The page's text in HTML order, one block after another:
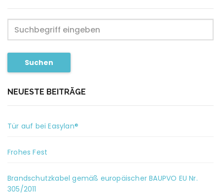
Suchen
NEUESTE BEITRÄGE
Tür auf bei Easylan®
Frohes Fest
Brandschutzkabel gemäß europäischer BAUPVO EU Nr.
305/2011